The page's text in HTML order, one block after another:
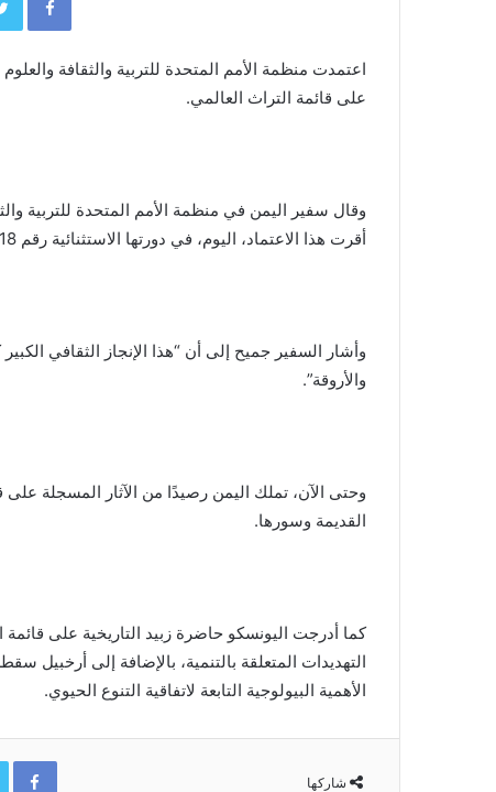
اعتمدت منظمة الأمم المتحدة للتربية والثقافة
على قائمة التراث العالمي.
وقال سفير اليمن في منظمة الأمم المتحدة للتربية
أقرت هذا الاعتماد، اليوم، في دورتها الاستثنائية رقم 18.
والأروقة”.
وحتى الآن، تملك اليمن رصيدًا من الآثار المسجلة على
القديمة وسورها.
التهديدات المتعلقة بالتنمية، بالإضافة إلى أرخبيل
الأهمية البيولوجية التابعة لاتفاقية التنوع الحيوي.
شاركها